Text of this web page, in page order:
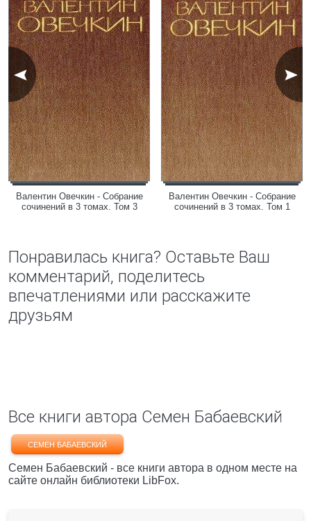
Валентин Овечкин - Собрание
сочинений в 3 томах. Том 3
Валентин Овечкин - Собрание
сочинений в 3 томах. Том 1
Понравилась книга? Оставьте Ваш
комментарий, поделитесь
впечатлениями или расскажите
друзьям
Все книги автора Семен Бабаевский
СЕМЕН БАБАЕВСКИЙ
Семен Бабаевский - все книги автора в одном месте на
сайте онлайн библиотеки LibFox.